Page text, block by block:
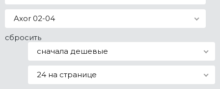
Axor 02-04
сбросить
сначала дешевые
24 на странице